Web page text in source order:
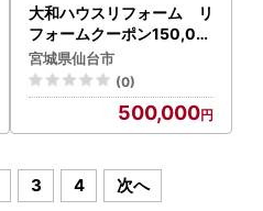
大和ハウスリフォーム リ
フォームクーポン150,00
0円分
宮城県仙台市
(0)
500,000
3 4 次へ